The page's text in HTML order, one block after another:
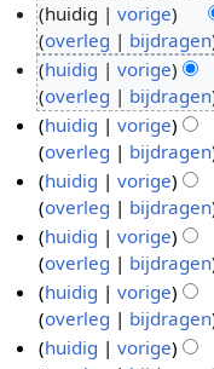
m
0
1
huidig vorige
overleg
bijdragen
G
e
e
n
b
e
w
e
r
k
i
n
2
e
2
1
huidig vorige
overleg
bijdragen
G
e
e
n
b
e
w
e
r
k
2
a
2
1
huidig vorige
overleg
bijdragen
G
e
e
n
b
e
w
e
huidig vorige
overleg
bijdragen
G
e
e
n
b
huidig vorige
overleg
bijdragen
G
e
e
3
huidig vorige
overleg
bijdragen
Ghuidig vorige